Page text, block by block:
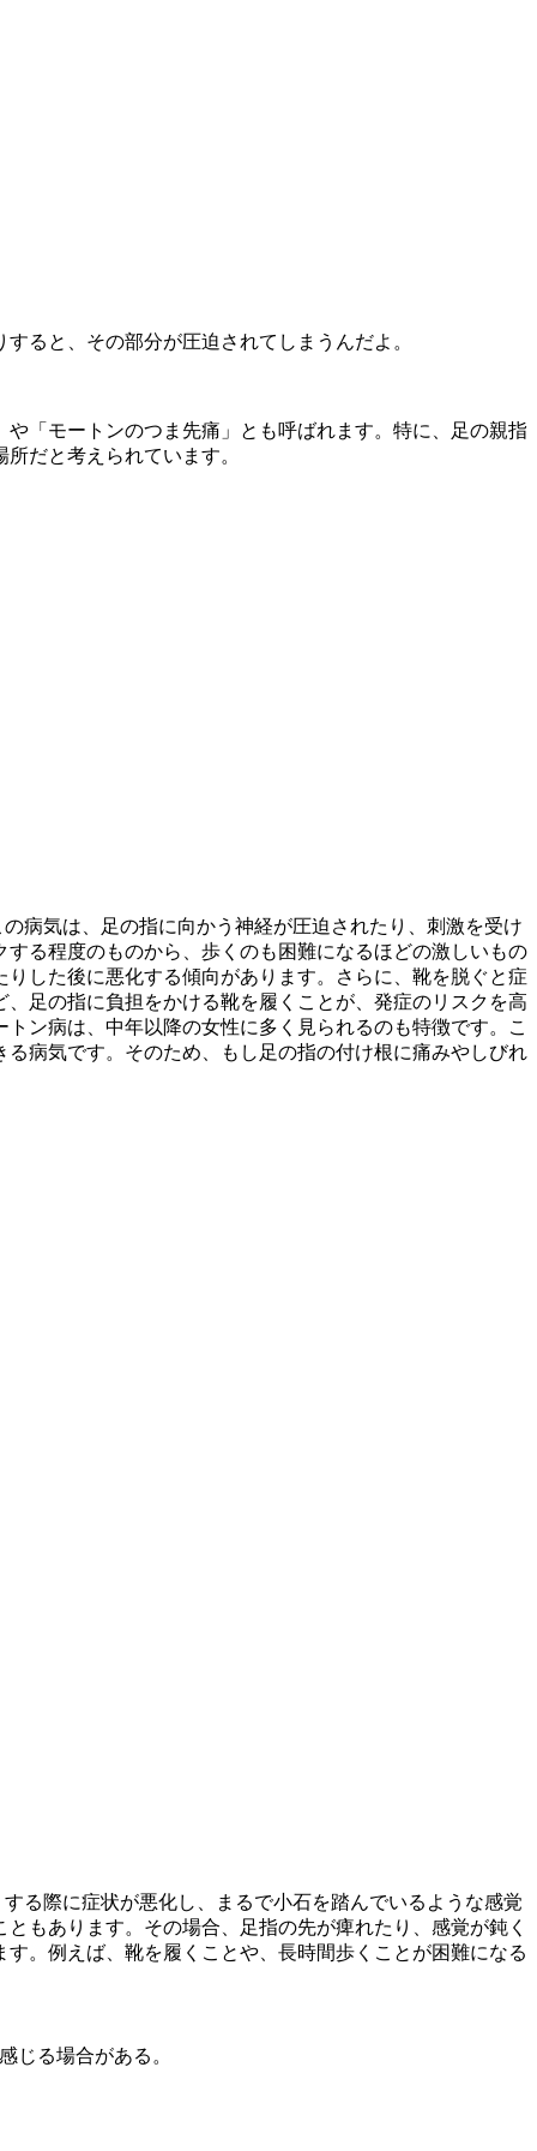
ると、その部分が圧迫されてしまうんだよ。
「モートンのつま先痛」とも呼ばれます。特に、足の親指
だと考えられています。
病気は、足の指に向かう神経が圧迫されたり、刺激を受け
る程度のものから、歩くのも困難になるほどの激しいもの
りした後に悪化する傾向があります。さらに、靴を脱ぐと症
、足の指に負担をかける靴を履くことが、発症のリスクを高
ン病は、 中年以降の女性に多く見られるのも特徴です。こ
病気です。そのため、もし足の指の付け根に痛みやしびれ
る際に症状が悪化し、まるで小石を踏んでいるような感覚
ともあります。その場合、足指の先が痺れたり、感覚が鈍く
。例えば、靴を履くことや、長時間歩くことが困難になる
じる場合がある。